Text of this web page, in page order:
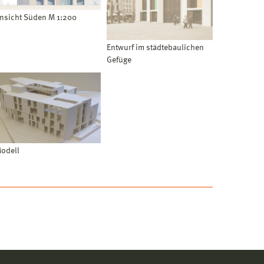
Süden M 1:200
Entwurf im städtebaulichen
Gefüge